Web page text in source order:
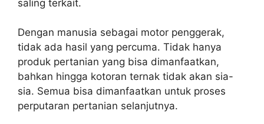
saling terkait.
Dengan manusia sebagai motor penggerak,
tidak ada hasil yang percuma. Tidak hanya
produk pertanian yang bisa dimanfaatkan,
bahkan hingga kotoran ternak tidak akan sia-
sia. Semua bisa dimanfaatkan untuk proses
perputaran pertanian selanjutnya.